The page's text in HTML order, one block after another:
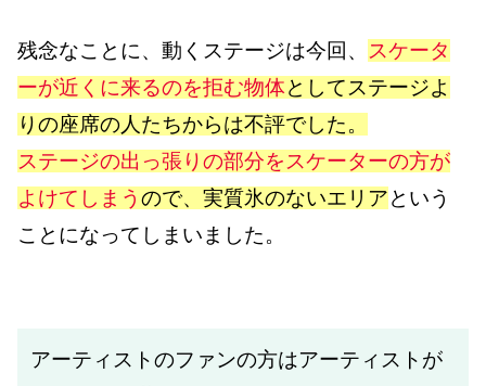
残念なことに、動くステージは今回、 スケータ
ーが近くに来るのを拒む物体としてステージよ
りの座席の人たちからは不評でした。
ステージの出っ張りの部分をスケーターの方が
よけてしまう ので、実質氷のないエリアという
ことになってしまいました。
アーティストのファンの方はアーティストが